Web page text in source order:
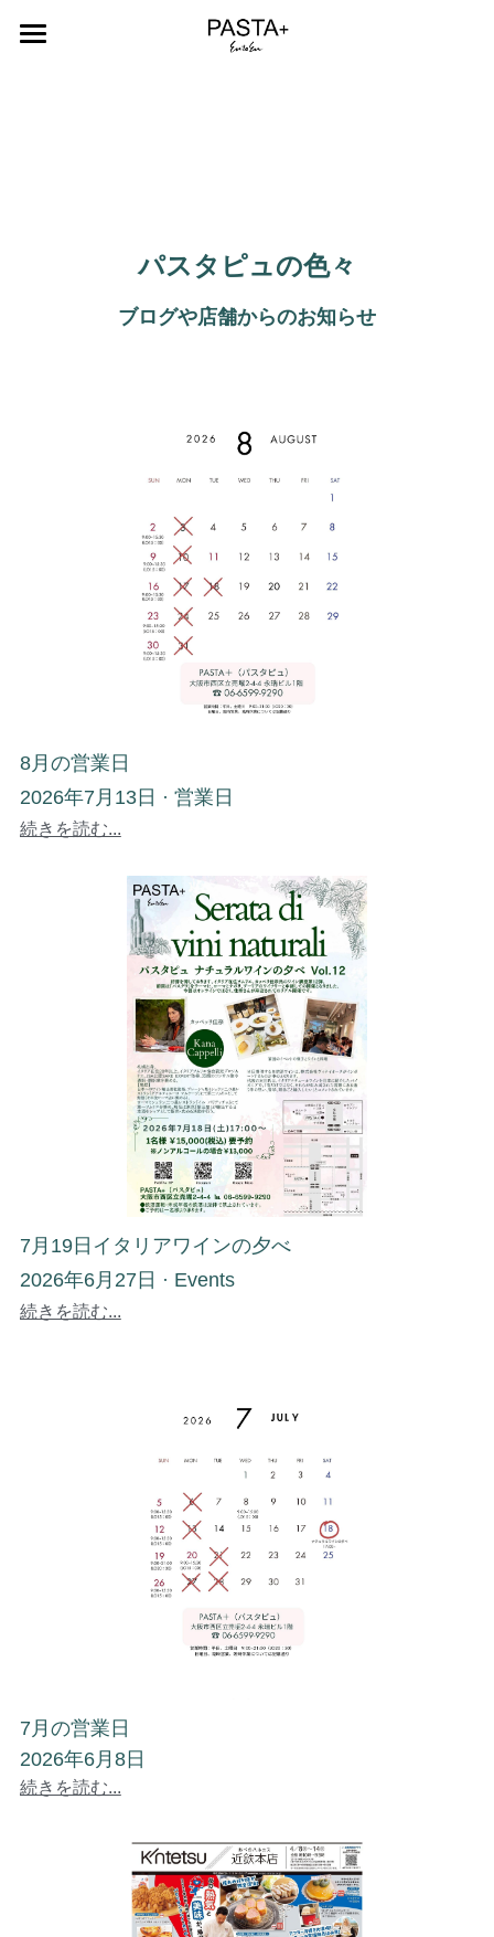
日本語
Online Shop
パスタピュの色々
ブログや店舗からのお知らせ
8月の営業日
2026年7月13日 · 営業日
続きを読む...
7月19日イタリアワインの夕べ
2026年6月27日 · Events
続きを読む...
7月の営業日
2026年6月8日
続きを読む...